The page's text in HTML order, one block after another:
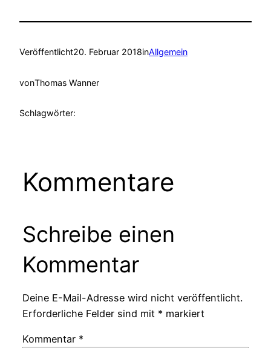
Veröffentlicht20. Februar 2018inAllgemein
vonThomas Wanner
Schlagwörter:
Kommentare
Schreibe einen
Kommentar
Deine E-Mail-Adresse wird nicht veröffentlicht.
Erforderliche Felder sind mit * markiert
Kommentar *